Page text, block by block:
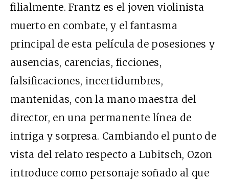
filialmente. Frantz es el joven violinista
muerto en combate, y el fantasma
principal de esta película de posesiones y
ausencias, carencias, ficciones,
falsificaciones, incertidumbres,
mantenidas, con la mano maestra del
director, en una permanente línea de
intriga y sorpresa. Cambiando el punto de
vista del relato respecto a Lubitsch, Ozon
introduce como personaje soñado al que